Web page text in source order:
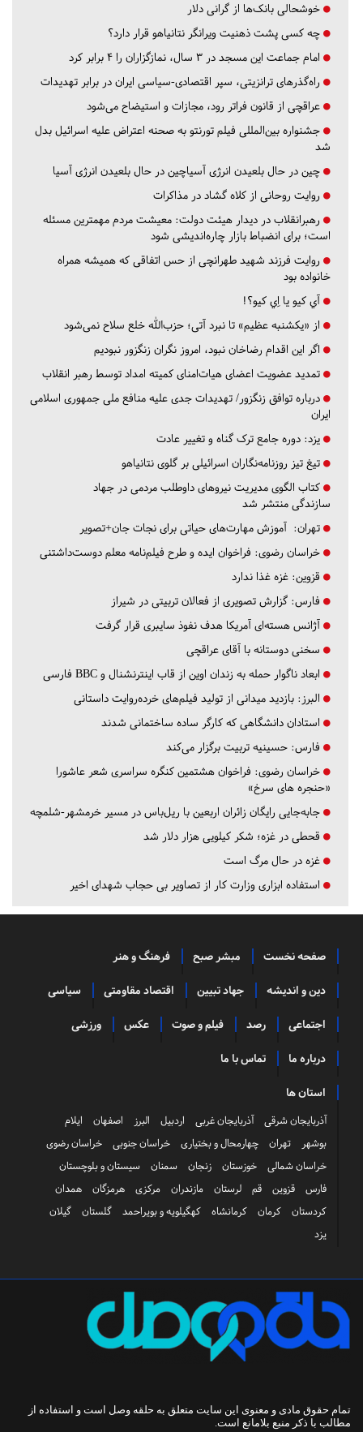
خوشحالی بانک‌ها از گرانی دلار
چه کسی پشت ذهنیت ویرانگر نتانیاهو قرار دارد؟
امام جماعت این مسجد در ۳ سال، نمازگزاران را ۴ برابر کرد
راه‌گذرهای ترانزیتی، سپر اقتصادی-سیاسی ایران در برابر تهدیدات
عراقچی از قانون فراتر رود، مجازات و استیضاح می‌شود
جشنواره بین‌المللی فیلم تورنتو به صحنه اعتراض علیه اسرائیل بدل
شد
چین در حال بلعیدن انرژی آسیاچین در حال بلعیدن انرژی آسیا
روایت روحانی از کلاه گشاد در مذاکرات
رهبرانقلاب در دیدار هیئت دولت: معیشت مردم مهمترین مسئله
است؛ برای انضباط بازار چاره‌اندیشی شود
روایت فرزند شهید طهرانچی از حس اتفاقی که همیشه همراه
خانواده بود
آي كيو يا اِي كيو؟!
از «یکشنبه عظیم» تا نبرد آتی؛ حزب‌الله خلع سلاح نمی‌شود
اگر این اقدام رضاخان نبود، امروز نگران زنگزور نبودیم
تمدید عضویت اعضای هیات‌امنای کمیته امداد توسط رهبر انقلاب
درباره توافق زنگزور/ تهدیدات جدی علیه منافع ملی جمهوری اسلامی
ایران
یزد: دوره جامع ترک گناه و تغییر عادت
تیغ تیز روزنامه‌نگاران اسرائیلی بر گلوی نتانیاهو
کتاب الگوی مدیریت نیروهای داوطلب مردمی در جهاد
سازندگی منتشر شد
تهران: آموزش مهارت‌های حیاتی برای نجات جان+تصویر
خراسان رضوی: فراخوان ایده و طرح فیلم‌نامه معلم دوست‌داشتنی
قزوین: غزه غذا ندارد
فارس: گزارش تصویری از فعالان تربیتی در شیراز
آژانس هسته‌ای آمریکا هدف نفوذ سایبری قرار گرفت
سخنی دوستانه با آقای عراقچی
ابعاد ناگوار حمله به زندان اوین از قاب اینترنشنال و BBC فارسی
البرز: بازدید میدانی از تولید فیلم‌های خرده‌روایت داستانی
استادان دانشگاهی که کارگر ساده ساختمانی شدند
فارس: حسینیه تربیت برگزار می‌کند
خراسان رضوی: فراخوان هشتمین کنگره سراسری شعر عاشورا
«حنجره های سرخ»
جابه‌جایی رایگان زائران اربعین با ریل‌باس در مسیر خرمشهر-شلمچه
قحطی در غزه؛ شکر کیلویی هزار دلار شد
غزه در حال مرگ است
استفاده ابزاری وزارت کار از تصاویر بی حجاب شهدای اخیر
صفحه نخست مبشر صبح فرهنگ و هنر
دین و اندیشه جهاد تبیین اقتصاد مقاومتی سیاسی
اجتماعی رصد فیلم و صوت عکس ورزشی
درباره ما تماس با ما
استان ها
آذربایجان شرقی آذربایجان غربی اردبیل البرز اصفهان
ایلام
بوشهر
تهران چهارمحال و بختیاری خراسان جنوبی
خراسان رضوی
خراسان شمالی
خوزستان زنجان سمنان
سیستان و بلوچستان
فارس
قزوین قم لرستان مازندران مرکزی هرمزگان
همدان
کردستان
کرمان کرمانشاه کهگیلویه و بویراحمد گلستان
گیلان
یزد
تمام حقوق مادی و معنوی این سایت متعلق به حلقه وصل است و استفاده از
مطالب با ذکر منبع بلامانع است.